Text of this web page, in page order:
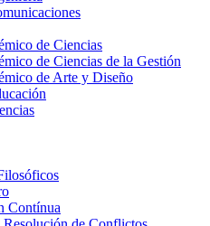
de Ciencias
de Ciencias de la Gestión
de Arte y Diseño
Contínua